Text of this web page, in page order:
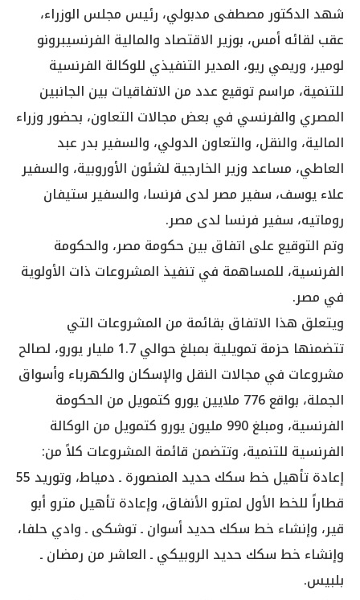
شهد الدكتور مصطفى مدبولي، رئيس مجلس الوزراء،
عقب لقائه أمس، بوزير الاقتصاد والمالية الفرنسيبرونو
لومير، وريمي ريو، المدير التنفيذي للوكالة الفرنسية
للتنمية، مراسم توقيع عدد من الاتفاقيات بين الجانبين
المصري والفرنسي في بعض مجالات التعاون، بحضور وزراء
المالية، والنقل، والتعاون الدولي، والسفير بدر عبد
العاطي، مساعد وزير الخارجية لشئون الأوروبية، والسفير
علاء يوسف، سفير مصر لدى فرنسا، والسفير ستيفان
روماتيه، سفير فرنسا لدى مصر.
وتم التوقيع على اتفاق بين حكومة مصر، والحكومة
الفرنسية، للمساهمة في تنفيذ المشروعات ذات الأولوية
في مصر.
ويتعلق هذا الاتفاق بقائمة من المشروعات التي
تتضمنها حزمة تمويلية بمبلغ حوالي 1.7 مليار يورو، لصالح
مشروعات في مجالات النقل والإسكان والكهرباء وأسواق
الجملة، بواقع 776 ملايين يورو كتمويل من الحكومة
الفرنسية، ومبلغ 990 مليون يورو كتمويل من الوكالة
الفرنسية للتنمية، وتتضمن قائمة المشروعات كلاً من:
إعادة تأهيل خط سكك حديد المنصورة ـ دمياط، وتوريد 55
قطاراً للخط الأول لمترو الأنفاق، وإعادة تأهيل مترو أبو
قير، وإنشاء خط سكك حديد أسوان ـ توشكى ـ وادي حلفا،
وإنشاء خط سكك حديد الروبيكي ـ العاشر من رمضان ـ
بلبيس.